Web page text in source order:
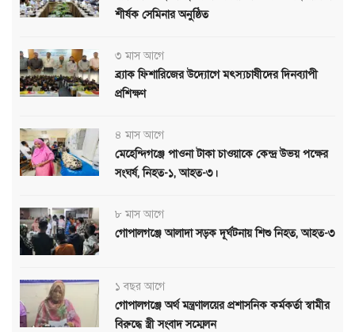
শীর্ষক সেমিনার অনুষ্ঠিত
৩ মাস আগে
ব্র্যাক ফিশারিজের উদ্যোগে মৎস্যচাষীদের দিনব্যাপী
প্রশিক্ষণ
৪ মাস আগে
মেহেন্দিগঞ্জে পাওনা টাকা চাওয়াকে কেন্দ্র উভয় পক্ষের
সংঘর্ষ, নিহত-১, আহত-৩।
৮ মাস আগে
গোপালগঞ্জে আলাদা সড়ক দূর্ঘটনায় শিশু নিহত, আহত-৩
১ বছর আগে
গোপালগঞ্জে অর্থ মন্ত্রণালয়ের প্রশাসনিক কর্মকর্তা স্বামীর
বিরুদ্ধে স্ত্রী সংবাদ সম্মেলন